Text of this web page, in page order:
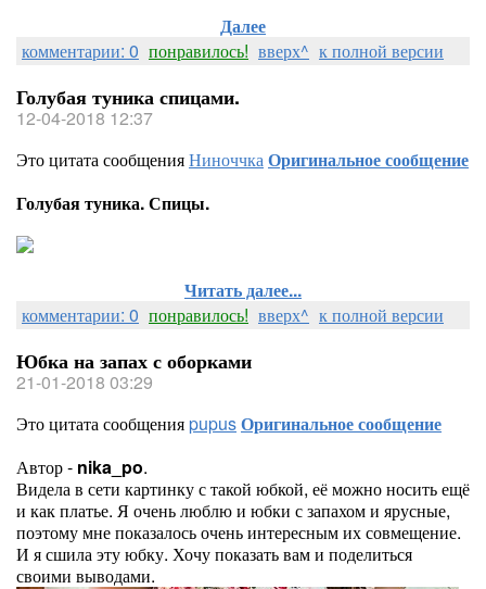
Далее
комментарии: 0 понравилось! вверх^ к полной версии
Голубая туника спицами.
12-04-2018 12:37
Это цитата сообщенияНиноччкаОригинальное сообщение
Голубая туника. Спицы.
Читать далее...
комментарии: 0 понравилось! вверх^ к полной версии
Юбка на запах с оборками
21-01-2018 03:29
Это цитата сообщенияpupusОригинальное сообщение
Автор - nika_po.
Видела в сети картинку с такой юбкой, её можно носить ещё
и как платье. Я очень люблю и юбки с запахом и ярусные,
поэтому мне показалось очень интересным их совмещение.
И я сшила эту юбку. Хочу показать вам и поделиться
своими выводами.